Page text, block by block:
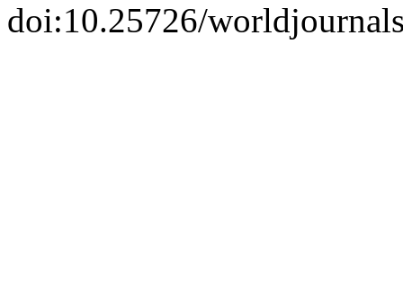
doi:10.25726/